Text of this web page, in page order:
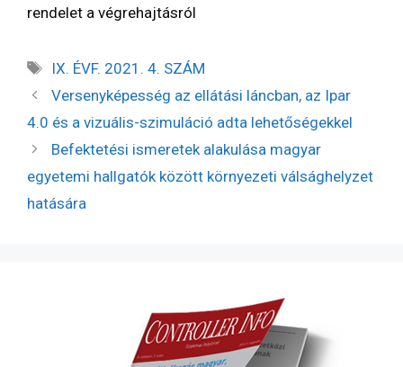
rendelet a végrehajtásról
IX. ÉVF. 2021. 4. SZÁM
Versenyképesség az ellátási láncban, az Ipar
4.0 és a vizuális-szimuláció adta lehetőségekkel
Befektetési ismeretek alakulása magyar
egyetemi hallgatók között környezeti válsághelyzet
hatására